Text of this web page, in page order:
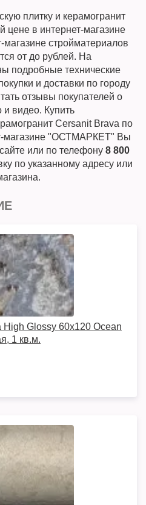
плитку и керамогранит
цене в интернет-магазине
стройматериалов
от до рублей. На
подробные технические
и доставки по городу
отзывы покупателей о
и видео. Купить
Cersanit Brava по
магазине "ОСТМАРКЕТ" Вы
или по телефону 8 800
по указанному адресу или
High Glossy 60х120 Ocean
1 кв.м.